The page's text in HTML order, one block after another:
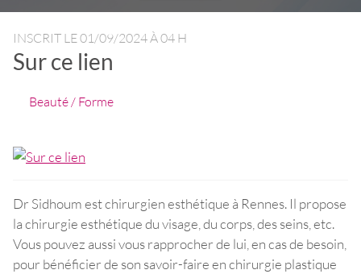
INSCRIT LE01/09/2024 À 04 H
Sur ce lien
Beauté / Forme
Dr Sidhoum est chirurgien esthétique à Rennes. Il propose
la chirurgie esthétique du visage, du corps, des seins, etc.
Vous pouvez aussi vous rapprocher de lui, en cas de besoin,
pour bénéficier de son savoir-faire en chirurgie plastique